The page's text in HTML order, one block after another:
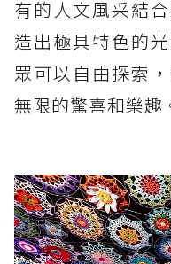
有的人文風采結
造出極具特色的
眾可以自由探索
無限的驚喜和樂趣